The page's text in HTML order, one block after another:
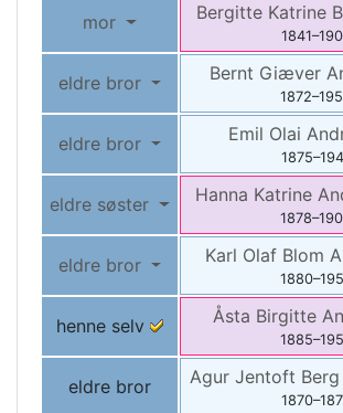
mor Bergitte Katrine
1841–
eldre bror Bernt Giæver
1872–
eldre bror Emil Olai
1875–
eldre søster Hanna Katrine
1878–
eldre bror Karl Olaf Blom
1880–
henne selv Åsta Birgitte
1885–
eldre bror Agur Jentoft Berg
1870–